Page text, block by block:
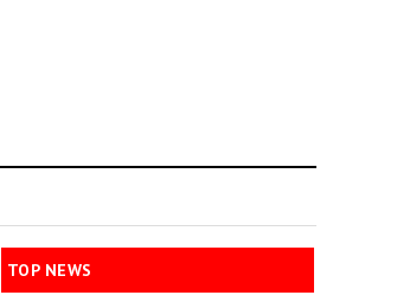
TOP NEWS